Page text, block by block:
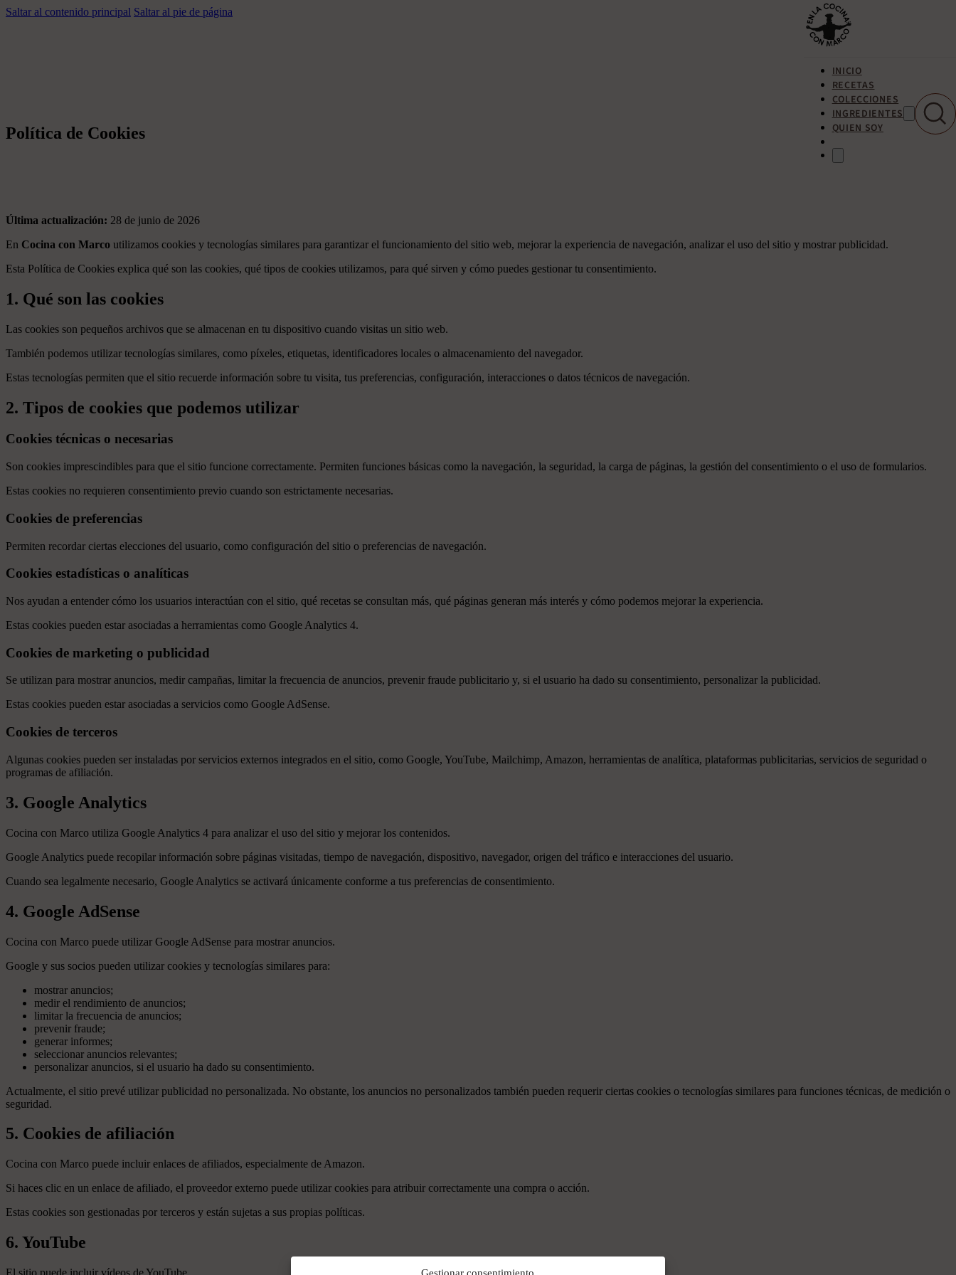
Saltar al contenido principal Saltar al pie de página
INICIO
RECETAS
COLECCIONES
INGREDIENTES
QUIEN SOY
Política de Cookies
Última actualización: 28 de junio de 2026
En Cocina con Marco utilizamos cookies y tecnologías similares para garantizar el funcionamiento del sitio web, mejorar la experiencia de navegación, analizar el uso del sitio y mostrar publicidad.
Esta Política de Cookies explica qué son las cookies, qué tipos de cookies utilizamos, para qué sirven y cómo puedes gestionar tu consentimiento.
1. Qué son las cookies
Las cookies son pequeños archivos que se almacenan en tu dispositivo cuando visitas un sitio web.
También podemos utilizar tecnologías similares, como píxeles, etiquetas, identificadores locales o almacenamiento del navegador.
Estas tecnologías permiten que el sitio recuerde información sobre tu visita, tus preferencias, configuración, interacciones o datos técnicos de navegación.
2. Tipos de cookies que podemos utilizar
Cookies técnicas o necesarias
Son cookies imprescindibles para que el sitio funcione correctamente. Permiten funciones básicas como la navegación, la seguridad, la carga de páginas, la gestión del consentimiento o el uso de formularios.
Estas cookies no requieren consentimiento previo cuando son estrictamente necesarias.
Cookies de preferencias
Permiten recordar ciertas elecciones del usuario, como configuración del sitio o preferencias de navegación.
Cookies estadísticas o analíticas
Nos ayudan a entender cómo los usuarios interactúan con el sitio, qué recetas se consultan más, qué páginas generan más interés y cómo podemos mejorar la experiencia.
Estas cookies pueden estar asociadas a herramientas como Google Analytics 4.
Cookies de marketing o publicidad
Se utilizan para mostrar anuncios, medir campañas, limitar la frecuencia de anuncios, prevenir fraude publicitario y, si el usuario ha dado su consentimiento, personalizar la publicidad.
Estas cookies pueden estar asociadas a servicios como Google AdSense.
Cookies de terceros
Algunas cookies pueden ser instaladas por servicios externos integrados en el sitio, como Google, YouTube, Mailchimp, Amazon, herramientas de analítica, plataformas publicitarias, servicios de seguridad o
programas de afiliación.
3. Google Analytics
Cocina con Marco utiliza Google Analytics 4 para analizar el uso del sitio y mejorar los contenidos.
Google Analytics puede recopilar información sobre páginas visitadas, tiempo de navegación, dispositivo, navegador, origen del tráfico e interacciones del usuario.
Cuando sea legalmente necesario, Google Analytics se activará únicamente conforme a tus preferencias de consentimiento.
4. Google AdSense
Cocina con Marco puede utilizar Google AdSense para mostrar anuncios.
Google y sus socios pueden utilizar cookies y tecnologías similares para:
mostrar anuncios;
medir el rendimiento de anuncios;
limitar la frecuencia de anuncios;
prevenir fraude;
generar informes;
seleccionar anuncios relevantes;
personalizar anuncios, si el usuario ha dado su consentimiento.
Actualmente, el sitio prevé utilizar publicidad no personalizada. No obstante, los anuncios no personalizados también pueden requerir ciertas cookies o tecnologías similares para funciones técnicas, de medición o
seguridad.
5. Cookies de afiliación
Cocina con Marco puede incluir enlaces de afiliados, especialmente de Amazon.
Si haces clic en un enlace de afiliado, el proveedor externo puede utilizar cookies para atribuir correctamente una compra o acción.
Estas cookies son gestionadas por terceros y están sujetas a sus propias políticas.
6. YouTube